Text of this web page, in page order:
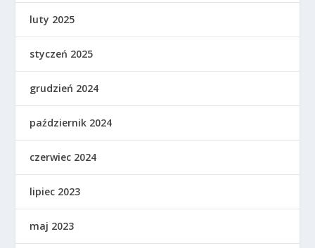
luty 2025
styczeń 2025
grudzień 2024
październik 2024
czerwiec 2024
lipiec 2023
maj 2023